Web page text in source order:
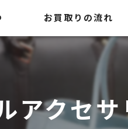
お買取りの流れ
クセサ